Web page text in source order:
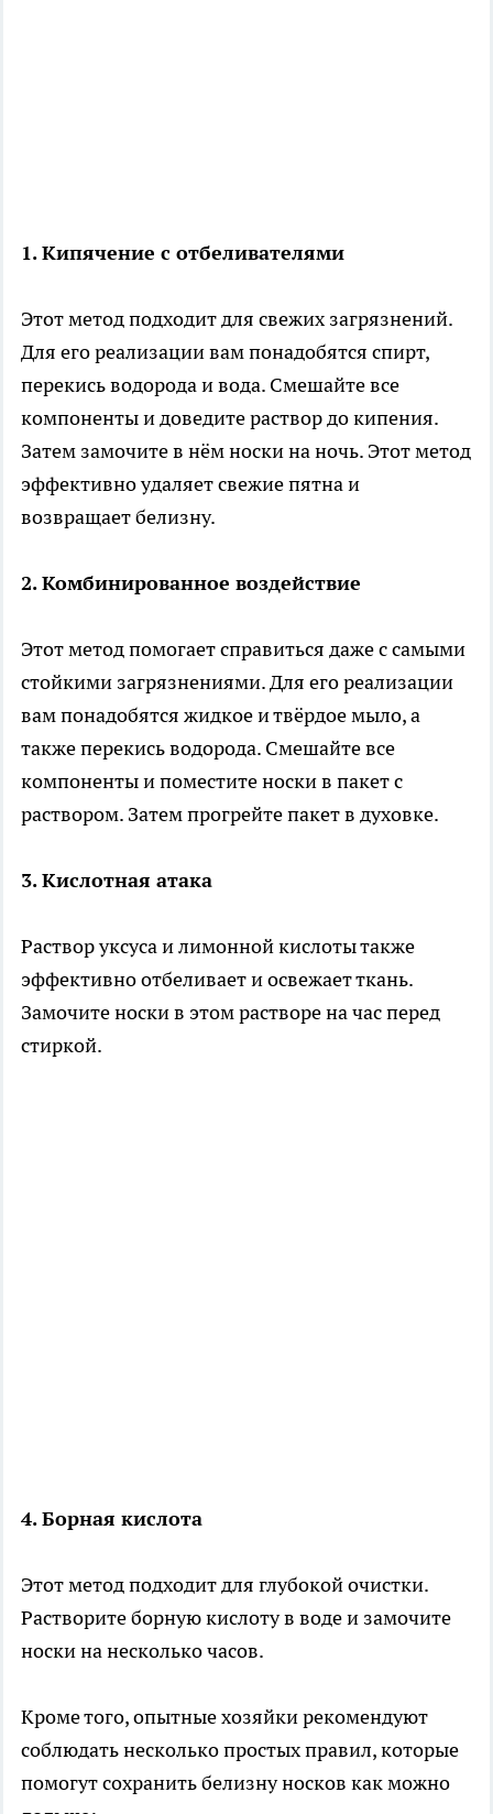
1. Кипячение с отбеливателями
Этот метод подходит для свежих загрязнений.
Для его реализации вам понадобятся спирт,
перекись водорода и вода. Смешайте все
компоненты и доведите раствор до кипения.
Затем замочите в нём носки на ночь. Этот метод
эффективно удаляет свежие пятна и
возвращает белизну.
2. Комбинированное воздействие
Этот метод помогает справиться даже с самыми
стойкими загрязнениями. Для его реализации
вам понадобятся жидкое и твёрдое мыло, а
также перекись водорода. Смешайте все
компоненты и поместите носки в пакет с
раствором. Затем прогрейте пакет в духовке.
3. Кислотная атака
Раствор уксуса и лимонной кислоты также
эффективно отбеливает и освежает ткань.
Замочите носки в этом растворе на час перед
стиркой.
4. Борная кислота
Этот метод подходит для глубокой очистки.
Растворите борную кислоту в воде и замочите
носки на несколько часов.
Кроме того, опытные хозяйки рекомендуют
соблюдать несколько простых правил, которые
помогут сохранить белизну носков как можно